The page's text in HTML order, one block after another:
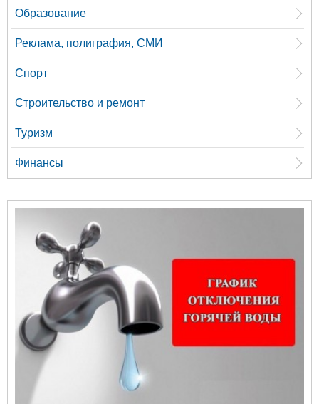
Образование
Реклама, полиграфия, СМИ
Спорт
Строительство и ремонт
Туризм
Финансы